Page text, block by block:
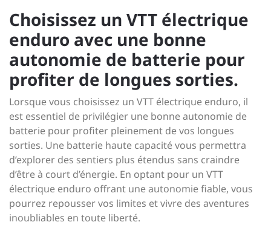
Choisissez un VTT électrique
enduro avec une bonne
autonomie de batterie pour
profiter de longues sorties.
Lorsque vous choisissez un VTT électrique enduro, il
est essentiel de privilégier une bonne autonomie de
batterie pour profiter pleinement de vos longues
sorties. Une batterie haute capacité vous permettra
d’explorer des sentiers plus étendus sans craindre
d’être à court d’énergie. En optant pour un VTT
électrique enduro offrant une autonomie fiable, vous
pourrez repousser vos limites et vivre des aventures
inoubliables en toute liberté.